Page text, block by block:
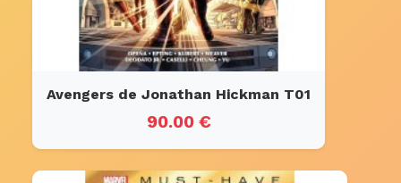
Avengers de Jonathan Hickman T01
90.00 €